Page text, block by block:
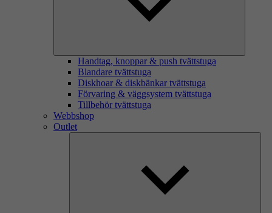
Handtag, knoppar & push tvättstuga
Blandare tvättstuga
Diskhoar & diskbänkar tvättstuga
Förvaring & väggsystem tvättstuga
Tillbehör tvättstuga
Webbshop
Outlet